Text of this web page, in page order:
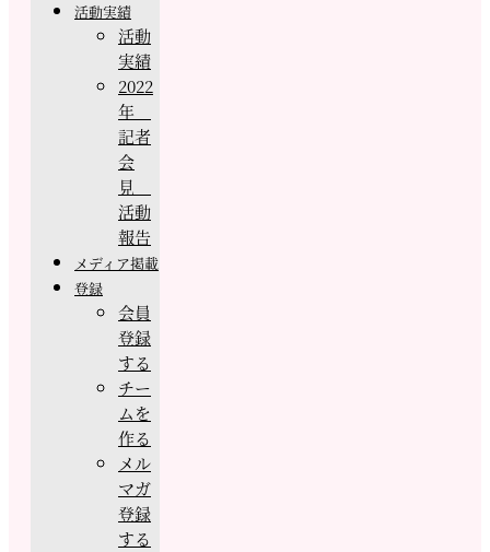
活動実績
活動
実績
2022
年
記者
会
見
活動
報告
メディア掲載
登録
会員
登録
する
チー
ムを
作る
メル
マガ
登録
する